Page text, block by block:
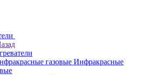
Инфракрасные